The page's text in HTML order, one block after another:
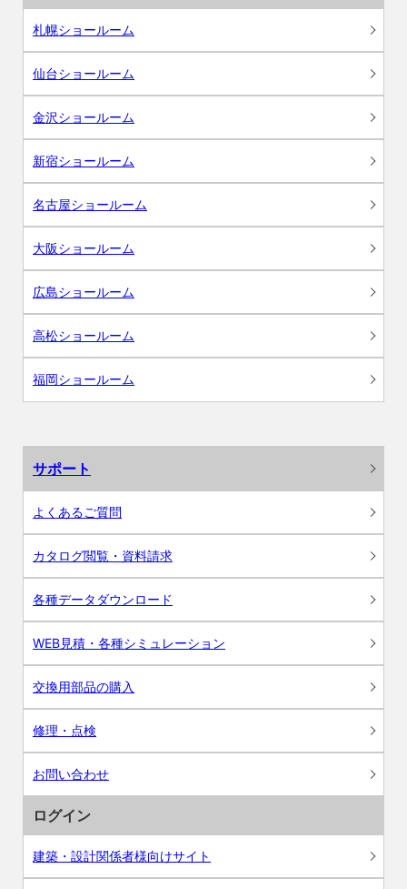
札幌ショールーム
仙台ショールーム
金沢ショールーム
新宿ショールーム
名古屋ショールーム
大阪ショールーム
広島ショールーム
高松ショールーム
福岡ショールーム
サポート
よくあるご質問
カタログ閲覧・資料請求
各種データダウンロード
WEB見積・各種シミュレーション
交換用部品の購入
修理・点検
お問い合わせ
ログイン
建築・設計関係者様向けサイト